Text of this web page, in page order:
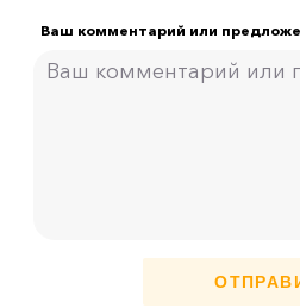
Ваш комментарий или